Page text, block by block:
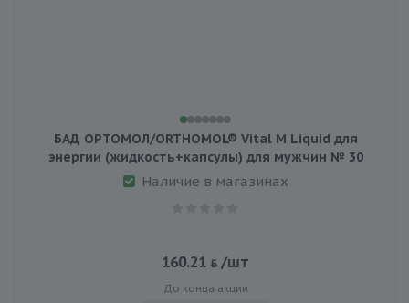
БАД ОРТОМОЛ/ORTHOMOL® Vital M Liquid для
энергии (жидкость+капсулы) для мужчин № 30
Наличие в магазинах
160.21 /шт
До конца акции